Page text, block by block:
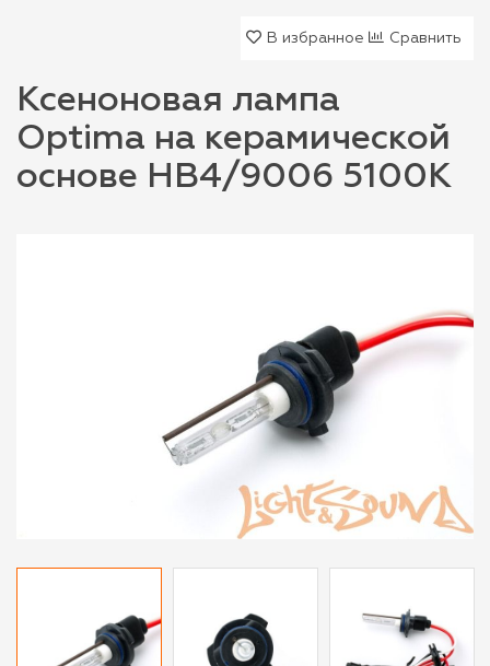
В избранное Сравнить
Ксеноновая лампа
Optima на керамической
основе HB4/9006 5100K